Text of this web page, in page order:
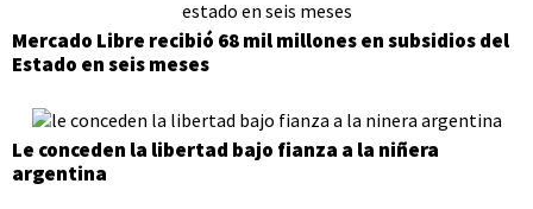
Mercado Libre recibió 68 mil millones en subsidios del
Estado en seis meses
Le conceden la libertad bajo fianza a la niñera
argentina